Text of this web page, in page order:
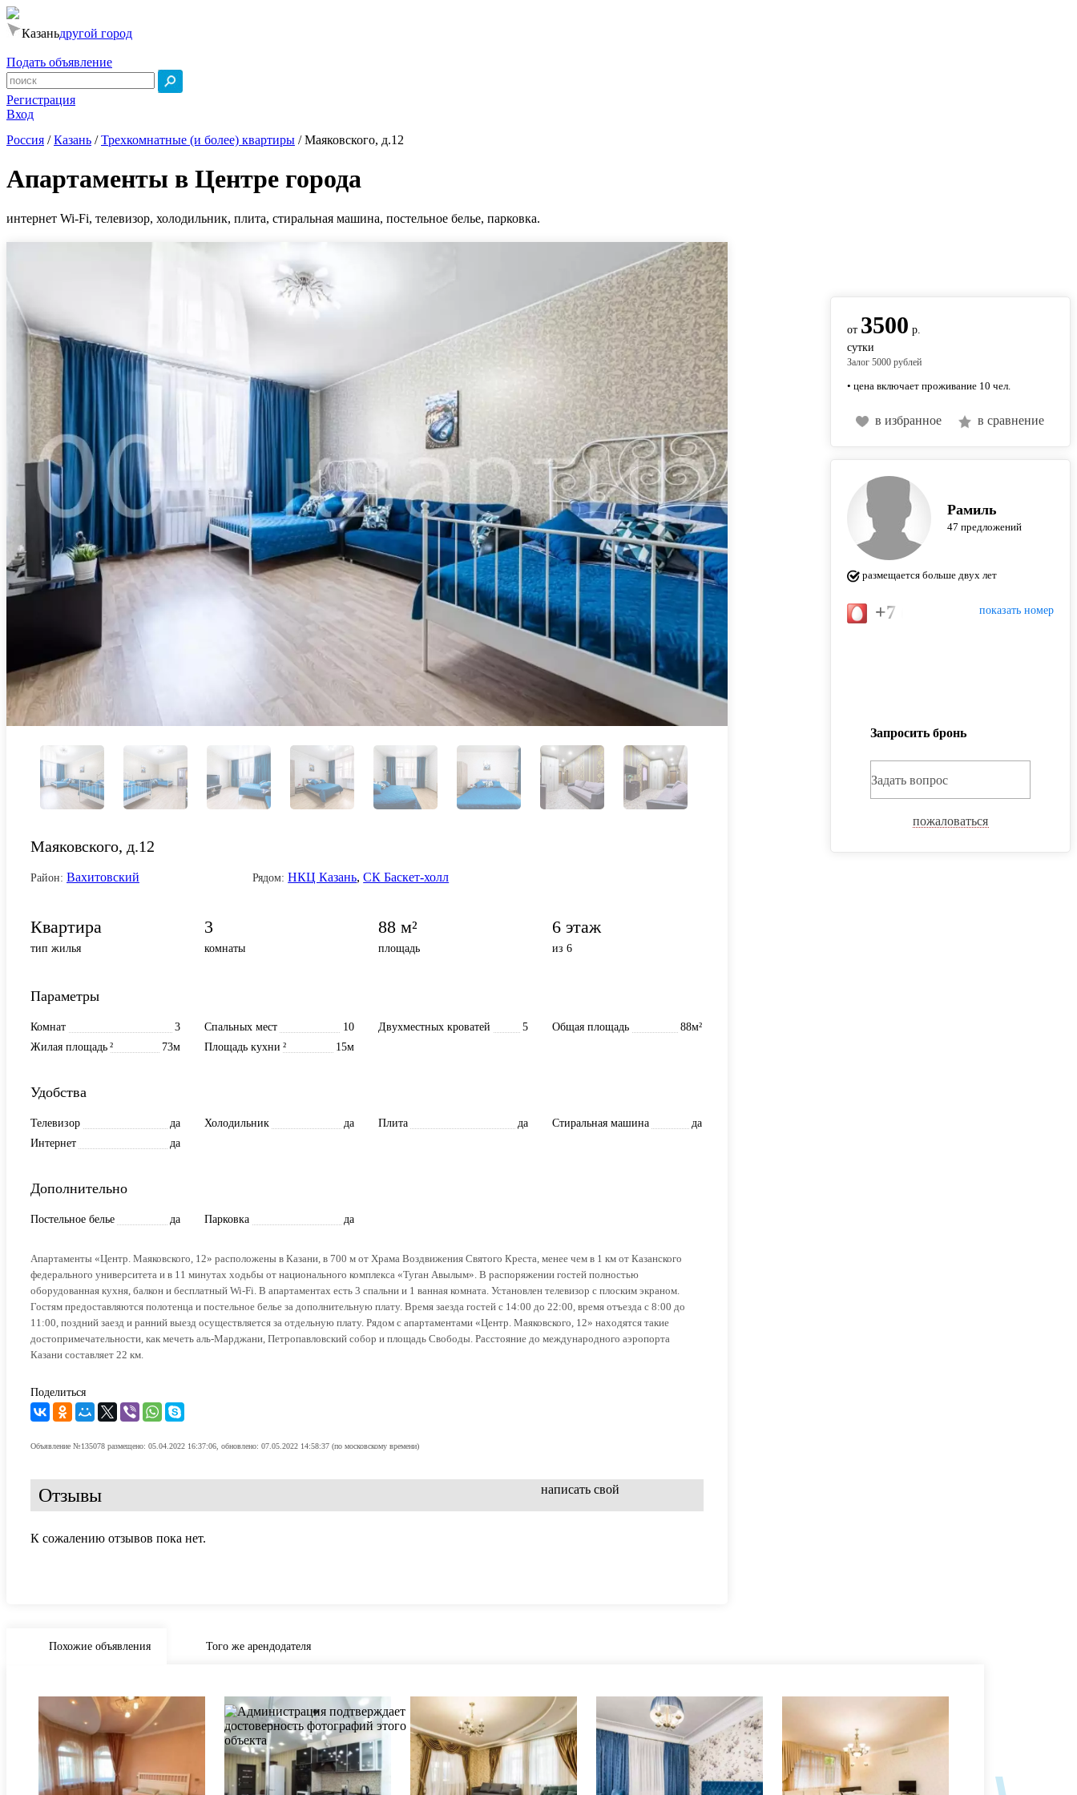
Казаньдругой город
Подать объявление
Регистрация
Вход
Россия /Казань /Трехкомнатные (и более) квартиры /Маяковского, д.12
Апартаменты в Центре города
интернет Wi-Fi, телевизор, холодильник, плита, стиральная машина, постельное белье, парковка.
Маяковского, д.12
Район: Вахитовский Рядом: НКЦ Казань,СК Баскет-холл
Квартира
тип жилья
3
комнаты
88 м²
площадь
6 этаж
из 6
Параметры
Комнат 3 Спальных мест 10 Двухместных кроватей 5 Общая площадь
88м²
Жилая площадь
73м
² Площадь кухни 15м
²
Удобства
Телевизор да Холодильник да Плита да Стиральная машина
да
Интернет
да
Дополнительно
Постельное белье да Парковка да
Апартаменты «Центр. Маяковского, 12» расположены в Казани, в 700 м от Храма Воздвижения Святого Креста, менее чем в 1 км от Казанского
федерального университета и в 11 минутах ходьбы от национального комплекса «Туган Авылым». В распоряжении гостей полностью
оборудованная кухня, балкон и бесплатный Wi-Fi. В апартаментах есть 3 спальни и 1 ванная комната. Установлен телевизор с плоским экраном.
Гостям предоставляются полотенца и постельное белье за дополнительную плату. Время заезда гостей с 14:00 до 22:00, время отъезда с 8:00 до
11:00, поздний заезд и ранний выезд осуществляется за отдельную плату. Рядом с апартаментами «Центр. Маяковского, 12» находятся такие
достопримечательности, как мечеть аль-Марджани, Петропавловский собор и площадь Свободы. Расстояние до международного аэропорта
Казани составляет 22 км.
Поделиться
Объявление №135078 размещено: 05.04.2022 16:37:06, обновлено: 07.05.2022 14:58:37 (по московскому времени)
Отзывы написать свой
К сожалению отзывов пока нет.
от 3500 р.
сутки
Залог 5000 рублей
• цена включает проживание 10 чел.
в избранное в сравнение
Рамиль
47 предложений
размещается больше двух лет
показать номер
+7 (917) 914-57-73
Запросить бронь
Задать вопрос
пожаловаться
Похожие объявления Того же арендодателя